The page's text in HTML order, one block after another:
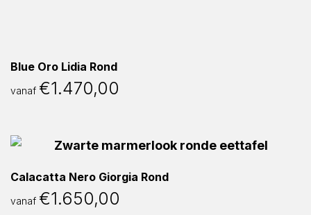
Blue Oro Lidia Rond
vanaf €1.470,00
Calacatta Nero Giorgia Rond
vanaf €1.650,00